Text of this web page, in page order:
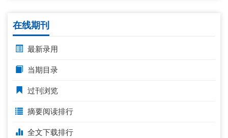
在线期刊
最新录用
当期目录
过刊浏览
摘要阅读排行
全文下载排行